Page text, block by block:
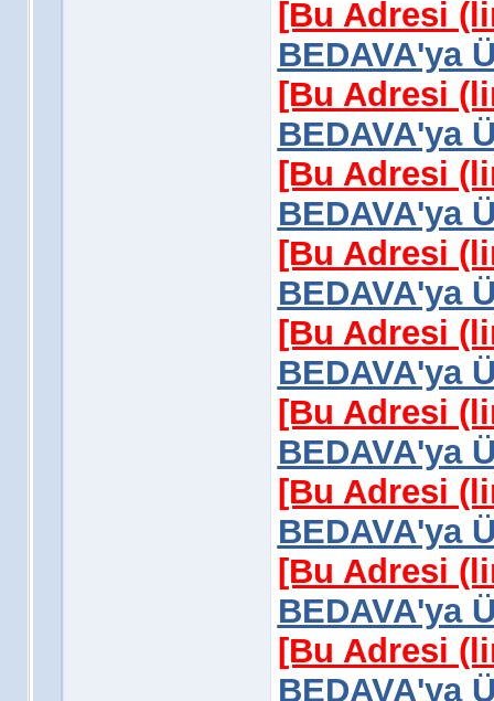
[Bu Adresi
BEDAVA'ya
[Bu Adresi
BEDAVA'ya
[Bu Adresi
BEDAVA'ya
[Bu Adresi
BEDAVA'ya
[Bu Adresi
BEDAVA'ya
[Bu Adresi
BEDAVA'ya
[Bu Adresi
BEDAVA'ya
[Bu Adresi
BEDAVA'ya
[Bu Adresi
BEDAVA'ya